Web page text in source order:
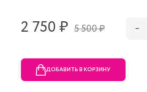
2 750 ₷ 5 500 ₷ –
ДОБАВИТЬ В КОРЗИНУ